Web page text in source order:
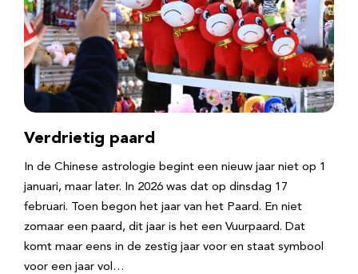
Verdrietig paard
In de Chinese astrologie begint een nieuw jaar niet op 1
januari, maar later. In 2026 was dat op dinsdag 17
februari. Toen begon het jaar van het Paard. En niet
zomaar een paard, dit jaar is het een Vuurpaard. Dat
komt maar eens in de zestig jaar voor en staat symbool
voor een jaar vol…